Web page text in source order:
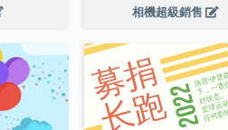
相機超級銷售